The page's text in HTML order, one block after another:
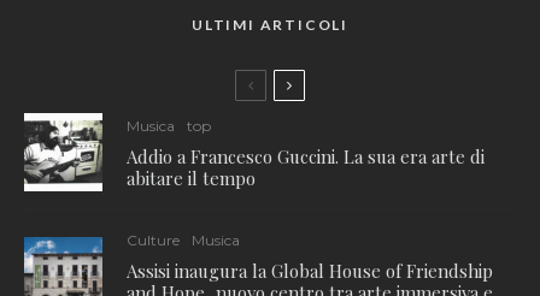
ULTIMI ARTICOLI
Musica top
Addio a Francesco Guccini. La sua era arte di
abitare il tempo
Culture Musica
Assisi inaugura la Global House of Friendship